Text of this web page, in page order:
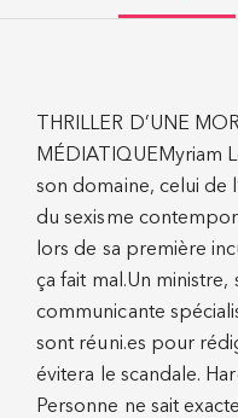
THRILLER D’UNE
MÉDIATIQUEMyriam
son domaine, celui de
du sexisme
lors de sa première
ça fait mal.Un
communicante
sont réuni.es pour
évitera le scandale.
Personne ne sait